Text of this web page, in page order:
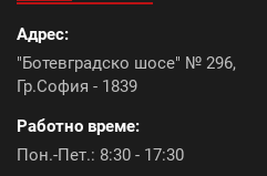
Керемиди Тондах промоция (10)
Топлоизолационна система
Констант плюс (6)
Адрес:
"Ботевградско шосе" № 296,
Гр.София - 1839
Работно време:
Пон.-Пет.: 8:30 - 17:30